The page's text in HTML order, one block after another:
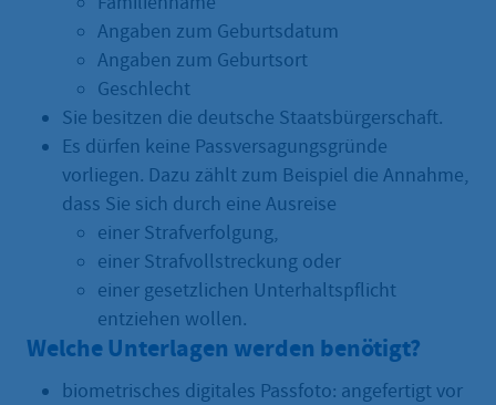
Angaben zum Geburtsdatum
Angaben zum Geburtsort
Geschlecht
Sie besitzen die deutsche Staatsbürgerschaft.
Es dürfen keine Passversagungsgründe
vorliegen. Dazu zählt zum Beispiel die Annahme,
dass Sie sich durch eine Ausreise
einer Strafverfolgung,
einer Strafvollstreckung oder
einer gesetzlichen Unterhaltspflicht
entziehen wollen.
Welche Unterlagen werden benötigt?
biometrisches digitales Passfoto: angefertigt vor